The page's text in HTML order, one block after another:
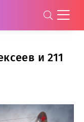
и 211